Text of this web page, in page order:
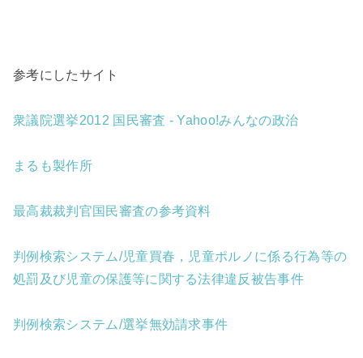
参考にしたサイト
衆議院選挙2012 国民審査 - Yahoo!みんなの政治
まるも製作所
最高裁裁判官国民審査の参考資料
判例検索システム/児童買春，児童ポルノに係る行為等の
処罰及び児童の保護等に関する法律違反被告事件
判例検索システム/選挙無効請求事件